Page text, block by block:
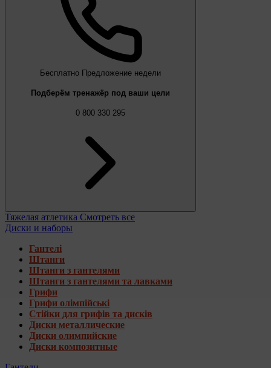
Бесплатно Предложение недели
Подберём тренажёр под ваши цели
0 800 330 295
Тяжелая атлетика Смотреть все
Диски и наборы
Гантелі
Штанги
Штанги з гантелями
Штанги з гантелями та лавками
Грифи
Грифи олімпійські
Стійки для грифів та дисків
Диски металлические
Диски олимпийские
Диски композитные